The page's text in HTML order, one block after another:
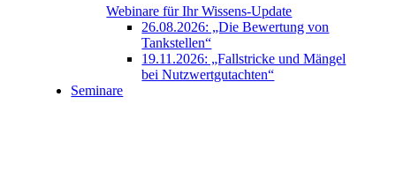
Webinare für Ihr Wissens-Update
26.08.2026: „Die Bewertung von
Tankstellen“
19.11.2026: „Fallstricke und Mängel
bei Nutzwertgutachten“
Seminare